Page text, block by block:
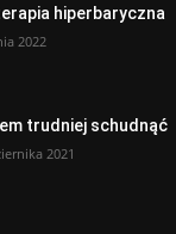
hiperbaryczna
2022
trudniej schudnąć
2021